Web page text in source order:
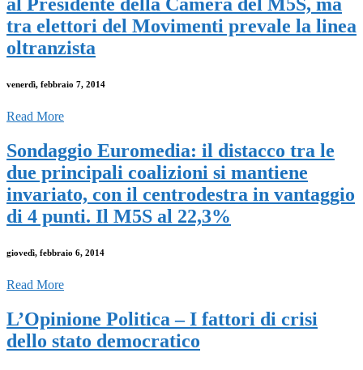
tra elettori del Movimenti prevale la linea
oltranzista
venerdì, febbraio 7, 2014
Read More
Sondaggio Euromedia: il distacco tra le
due principali coalizioni si mantiene
invariato, con il centrodestra in vantaggio
di 4 punti. Il M5S al 22,3%
giovedì, febbraio 6, 2014
Read More
L’Opinione Politica – I fattori di crisi
dello stato democratico